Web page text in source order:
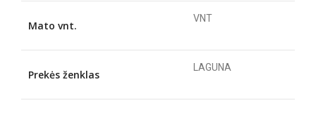
Mato vnt.
VNT
Prekės ženklas
LAGUNA